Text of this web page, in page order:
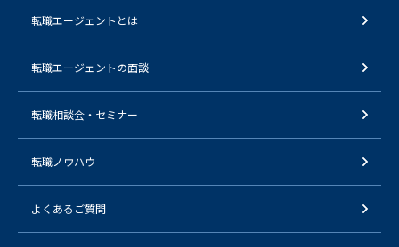
転職エージェントとは
転職エージェントの面談
転職相談会・セミナー
転職ノウハウ
よくあるご質問